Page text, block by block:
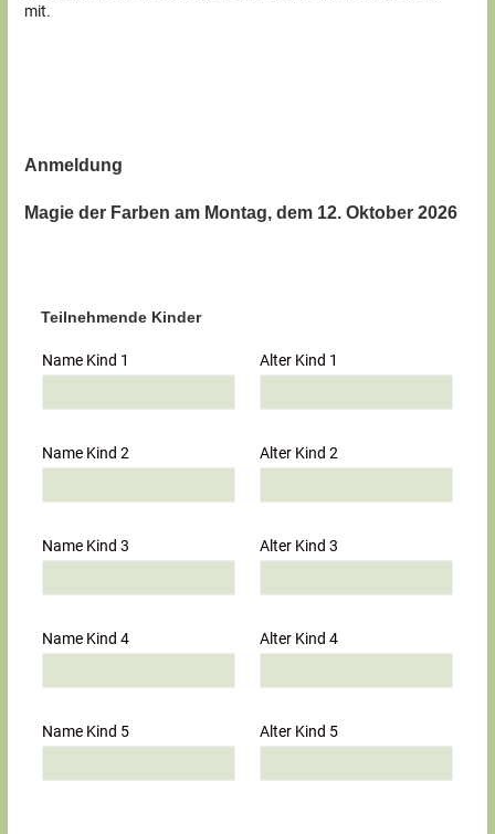
mit.
Anmeldung
Magie der Farben am Montag, dem 12. Oktober 2026
Teilnehmende Kinder
Name Kind 1 Alter Kind 1
Name Kind 2 Alter Kind 2
Name Kind 3 Alter Kind 3
Name Kind 4 Alter Kind 4
Name Kind 5 Alter Kind 5